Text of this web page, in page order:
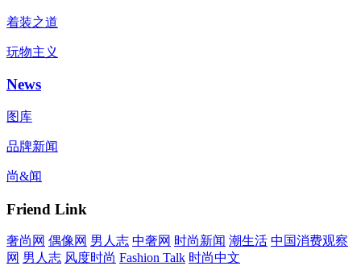
着装之道
玩物主义
News
图库
品牌新闻
尚&闻
Friend Link
奢尚网 偶像网 男人志 中奢网 时尚新闻 潮生活 中国消费观察
网 男人志 风度时尚 Fashion Talk 时尚中文